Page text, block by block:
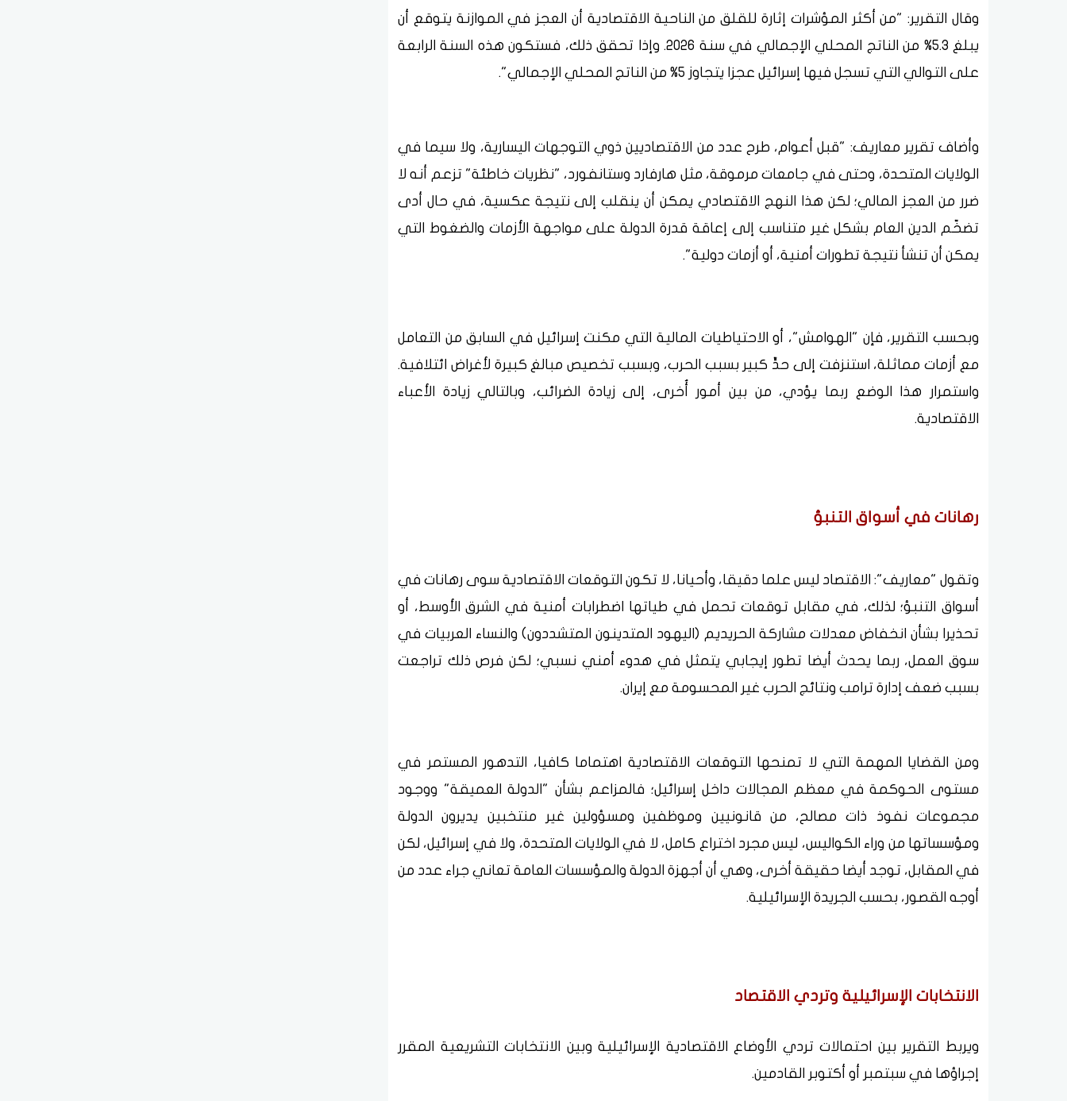
وقال التقرير: "من أكثر المؤشرات إثارة للقلق من الناحية الاقتصادية أن العجز في الموازنة يتوقع أن
يبلغ 5.3% من الناتج المحلي الإجمالي في سنة 2026. وإذا تحقق ذلك، فستكون هذه السنة الرابعة
على التوالي التي تسجل فيها إسرائيل عجزا يتجاوز 5% من الناتج المحلي الإجمالي".
وأضاف تقرير معاريف: "قبل أعوام، طرح عدد من الاقتصاديين ذوي التوجهات اليسارية، ولا سيما في
الولايات المتحدة، وحتى في جامعات مرموقة، مثل هارفارد وستانفورد، "نظريات خاطئة" تزعم أنه لا
ضرر من العجز المالي؛ لكن هذا النهج الاقتصادي يمكن أن ينقلب إلى نتيجة عكسية، في حال أدى
تضخّم الدين العام بشكل غير متناسب إلى إعاقة قدرة الدولة على مواجهة الأزمات والضغوط التي
يمكن أن تنشأ نتيجة تطورات أمنية، أو أزمات دولية".
وبحسب التقرير، فإن "الهوامش"، أو الاحتياطيات المالية التي مكنت إسرائيل في السابق من التعامل
مع أزمات مماثلة، استنزفت إلى حدٍّ كبير بسبب الحرب، وبسبب تخصيص مبالغ كبيرة لأغراض ائتلافية.
واستمرار هذا الوضع ربما يؤدي، من بين أمور أُخرى، إلى زيادة الضرائب، وبالتالي زيادة الأعباء
الاقتصادية.
رهانات في أسواق التنبؤ
وتقول "معاريف": الاقتصاد ليس علما دقيقا، وأحيانا، لا تكون التوقعات الاقتصادية سوى رهانات في
أسواق التنبؤ؛ لذلك، في مقابل توقعات تحمل في طياتها اضطرابات أمنية في الشرق الأوسط، أو
تحذيرا بشأن انخفاض معدلات مشاركة الحريديم (اليهود المتدينون المتشددون) والنساء العربيات في
سوق العمل، ربما يحدث أيضا تطور إيجابي يتمثل في هدوء أمني نسبي؛ لكن فرص ذلك تراجعت
بسبب ضعف إدارة ترامب ونتائج الحرب غير المحسومة مع إيران.
ومن القضايا المهمة التي لا تمنحها التوقعات الاقتصادية اهتماما كافيا، التدهور المستمر في
مستوى الحوكمة في معظم المجالات داخل إسرائيل؛ فالمزاعم بشأن "الدولة العميقة" ووجود
مجموعات نفوذ ذات مصالح، من قانونيين وموظفين ومسؤولين غير منتخبين يديرون الدولة
ومؤسساتها من وراء الكواليس، ليس مجرد اختراع كامل، لا في الولايات المتحدة، ولا في إسرائيل، لكن
في المقابل، توجد أيضا حقيقة أخرى، وهي أن أجهزة الدولة والمؤسسات العامة تعاني جراء عدد من
أوجه القصور، بحسب الجريدة الإسرائيلية.
الانتخابات الإسرائيلية وتردي الاقتصاد
ويربط التقرير بين احتمالات تردي الأوضاع الاقتصادية الإسرائيلية وبين الانتخابات التشريعية المقرر
إجراؤها في سبتمبر أو أكتوبر القادمين.